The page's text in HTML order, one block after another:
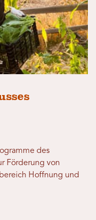
des
Förderung von
Hoffnung und